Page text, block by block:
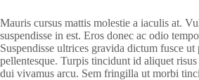
Mauris cursus mattis molestie a iaculis at.
suspendisse in est. Eros donec ac odio
Suspendisse ultrices gravida dictum fusce
pellentesque. Turpis tincidunt id aliquet
dui vivamus arcu. Sem fringilla ut morbi